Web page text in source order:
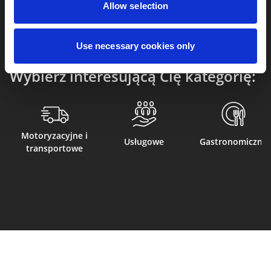
Allow selection
Use necessary cookies only
Wybierz interesującą Cię kategorię:
Motoryzacyjne i
transportowe
Usługowe Gastronomiczne